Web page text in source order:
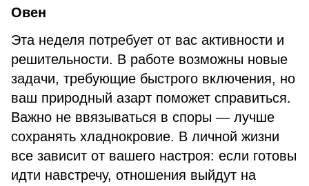
Овен
Эта неделя потребует от вас активности и
решительности. В работе возможны новые
задачи, требующие быстрого включения, но
ваш природный азарт поможет справиться.
Важно не ввязываться в споры — лучше
сохранять хладнокровие. В личной жизни
все зависит от вашего настроя: если готовы
идти навстречу, отношения выйдут на